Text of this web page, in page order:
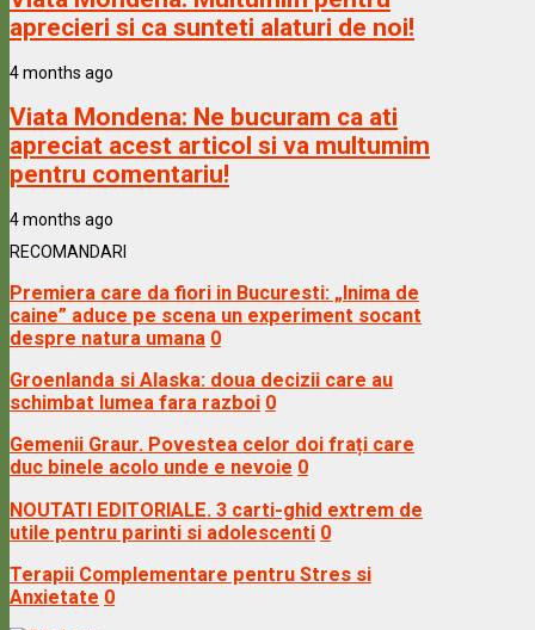
aprecieri si ca sunteti alaturi de noi!
4 months ago
Viata Mondena: Ne bucuram ca ati
apreciat acest articol si va multumim
pentru comentariu!
4 months ago
RECOMANDARI
Premiera care da fiori in Bucuresti: „Inima de
caine” aduce pe scena un experiment socant
despre natura umana 0
Groenlanda si Alaska: doua decizii care au
schimbat lumea fara razboi 0
Gemenii Graur. Povestea celor doi frați care
duc binele acolo unde e nevoie 0
NOUTATI EDITORIALE. 3 carti-ghid extrem de
utile pentru parinti si adolescenti 0
Terapii Complementare pentru Stres si
Anxietate 0